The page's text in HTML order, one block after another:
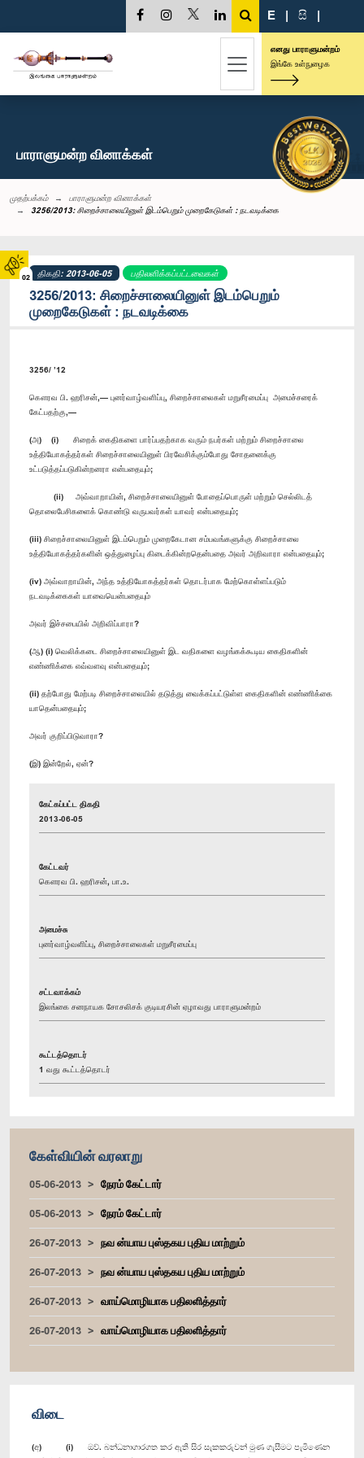
02
E | සි |
எனது பாராளுமன்றம்
இங்கே உள்நுழைக
பாராளுமன்ற வினாக்கள்
முதற்பக்கம்
பாராளுமன்ற வினாக்கள்
3256/2013: சிறைச்சாலையினுள் இடம்பெறும் முறைகேடுகள் : நடவடிக்கை
திகதி: 2013-06-05 பதிலளிக்கப்பட்டவைகள்
3256/2013: சிறைச்சாலையினுள் இடம்பெறும்
முறைகேடுகள் : நடவடிக்கை
3256/ ’12
கௌரவ பி. ஹரிசன்,— புனர்வாழ்வளிப்பு, சிறைச்சாலைகள் மறுசீரமைப்பு அமைச்சரைக்
கேட்பதற்கு,—
(அ) (i) சிறைக் கைதிகளை பார்ப்பதற்காக வரும் நபர்கள் மற்றும் சிறைச்சாலை
உத்தியோகத்தர்கள் சிறைச்சாலையினுள் பிரவேசிக்கும்போது சோதனைக்கு
உட்படுத்தப்படுகின்றனரா என்பதையும்;
(ii) அவ்வாறாயின், சிறைச்சாலையினுள் போதைப்பொருள் மற்றும் செல்லிடத்
தொலைபேசிகளைக் கொண்டு வருபவர்கள் யாவர் என்பதையும்;
(iii) சிறைச்சாலையினுள் இடம்பெறும் முறைகேடான சம்பவங்களுக்கு சிறைச்சாலை
உத்தியோகத்தர்களின் ஒத்துழைப்பு கிடைக்கின்றதென்பதை அவர் அறிவாரா என்பதையும்;
(iv) அவ்வாறாயின், அந்த உத்தியோகத்தர்கள் தொடர்பாக மேற்கொள்ளப்படும்
நடவடிக்கைகள் யாவையென்பதையும்
அவர் இச்சபையில் அறிவிப்பாரா?
(ஆ) (i) வெலிக்கடை சிறைச்சாலையினுள் இட வதிகளை வழங்கக்கூடிய கைதிகளின்
எண்ணிக்கை எவ்வளவு என்பதையும்;
(ii) தற்போது மேற்படி சிறைச்சாலையில் தடுத்து வைக்கப்பட்டுள்ள கைதிகளின் எண்ணிக்கை
யாதென்பதையும்;
அவர் குறிப்பிடுவாரா?
(இ) இன்றேல், ஏன்?
கேட்கப்பட்ட திகதி
2013-06-05
கேட்டவர்
கௌரவ பி. ஹரிசன், பா.உ.
அமைச்சு
புனர்வாழ்வளிப்பு, சிறைச்சாலைகள் மறுசீரமைப்பு
சட்டவாக்கம்
இலங்கை சனநாயக சோசலிசக் குடியரசின் ஏழாவது பாராளுமன்றம்
கூட்டத்தொடர்
1 வது கூட்டத்தொடர்
கேள்வியின் வரலாறு
05-06-2013
நேரம் கேட்டார்
05-06-2013
நேரம் கேட்டார்
26-07-2013
நவ ன்யாய புஸ்தகய புதிய மாற்றும்
26-07-2013
நவ ன்யாய புஸ்தகய புதிய மாற்றும்
26-07-2013
வாய்மொழியாக பதிலளித்தார்
26-07-2013
வாய்மொழியாக பதிலளித்தார்
விடை
(අ) (i) ඔව්. බන්ධනාගාරගත කර ඇති සිර සැකකරුවන් මුණ ගැසීමට පැමිණෙන